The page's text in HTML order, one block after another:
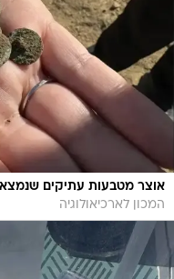
אוצר מטבעות עתיקים
המכון לארכיאולוגיה